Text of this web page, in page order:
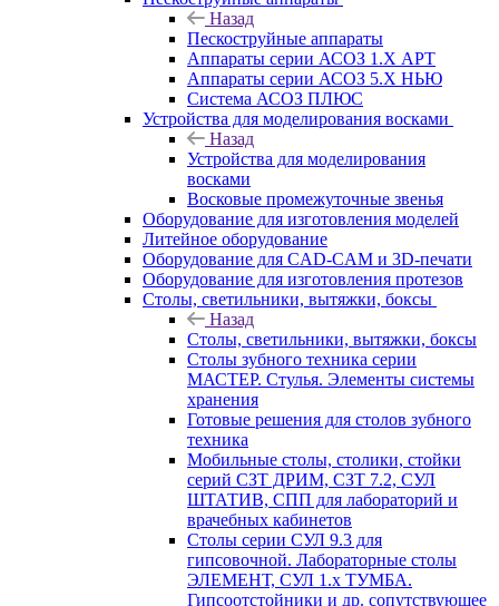
Назад
Пескоструйные аппараты
Аппараты серии АСОЗ 1.Х АРТ
Аппараты серии АСОЗ 5.Х НЬЮ
Система АСОЗ ПЛЮС
Устройства для моделирования восками
Назад
Устройства для моделирования
восками
Восковые промежуточные звенья
Оборудование для изготовления моделей
Литейное оборудование
Оборудование для CAD-CAM и 3D-печати
Оборудование для изготовления протезов
Cтолы, светильники, вытяжки, боксы
Назад
Cтолы, светильники, вытяжки, боксы
Столы зубного техника серии
МАСТЕР. Стулья. Элементы системы
хранения
Готовые решения для столов зубного
техника
Мобильные столы, столики, стойки
серий СЗТ ДРИМ, СЗТ 7.2, СУЛ
ШТАТИВ, СПП для лабораторий и
врачебных кабинетов
Столы серии СУЛ 9.3 для
гипсовочной. Лабораторные столы
ЭЛЕМЕНТ, СУЛ 1.х ТУМБА.
Гипсоотстойники и др. сопутствующее